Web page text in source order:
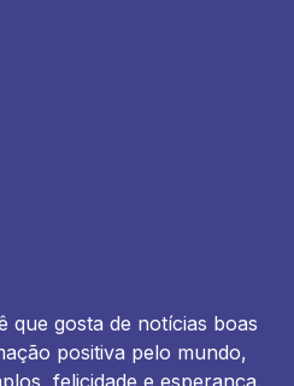
que gosta de notícias boas
positiva pelo mundo,
felicidade e esperança.